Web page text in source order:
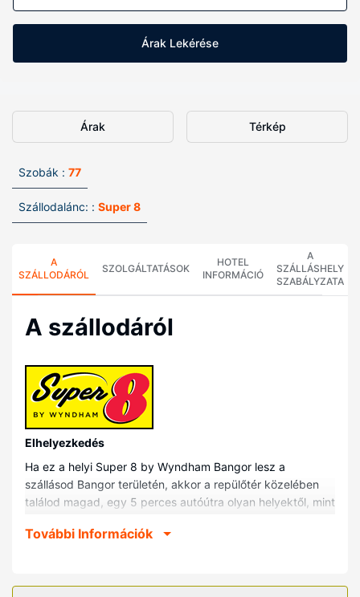
Árak Lekérése
Árak Térkép
Szobák : 77
Szállodalánc: : Super 8
A
SZÁLLODÁRÓL
SZOLGÁLTATÁSOK
HOTEL
INFORMÁCIÓ
A
SZÁLLÁSHELY
SZABÁLYZATA
A szállodáról
Elhelyezkedés
Ha ez a helyi Super 8 by Wyndham Bangor lesz a
szállásod Bangor területén, akkor a repülőtér közelében
találod magad, egy 5 perces autóútra olyan helyektől, mint
Center. Ez a helyi motel kb. 6,4 km-re található Maine
További Információk